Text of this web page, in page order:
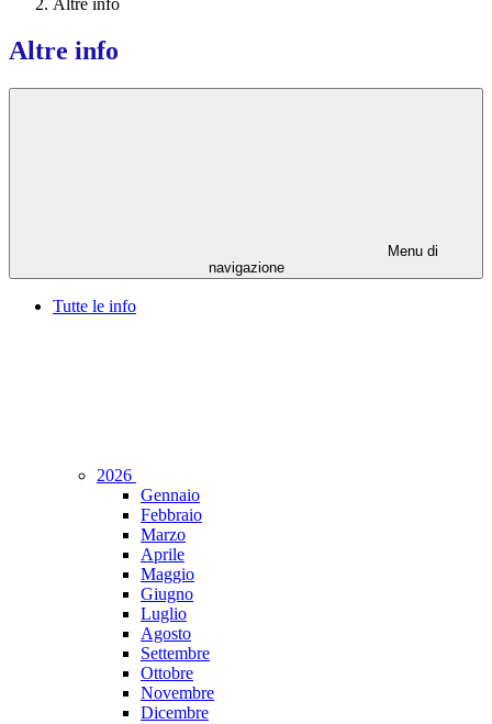
Altre info
Altre info
Menu di
navigazione
Tutte le info
2026
Gennaio
Febbraio
Marzo
Aprile
Maggio
Giugno
Luglio
Agosto
Settembre
Ottobre
Novembre
Dicembre